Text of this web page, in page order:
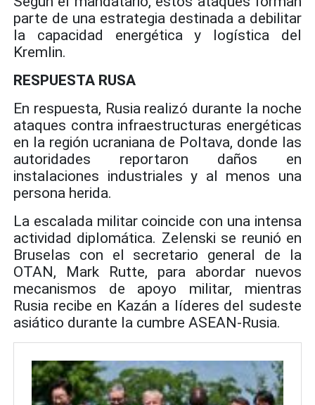
parte de una estrategia destinada a debilitar
la capacidad energética y logística del
Kremlin.
RESPUESTA RUSA
En respuesta, Rusia realizó durante la noche
ataques contra infraestructuras energéticas
en la región ucraniana de Poltava, donde las
autoridades reportaron daños en
instalaciones industriales y al menos una
persona herida.
La escalada militar coincide con una intensa
actividad diplomática. Zelenski se reunió en
Bruselas con el secretario general de la
OTAN, Mark Rutte, para abordar nuevos
mecanismos de apoyo militar, mientras
Rusia recibe en Kazán a líderes del sudeste
asiático durante la cumbre ASEAN-Rusia.